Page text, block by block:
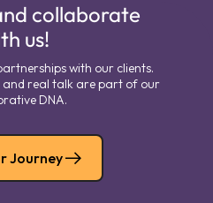
collaborate
us!
with our clients.
and real talk are part of our
DNA.
Journey